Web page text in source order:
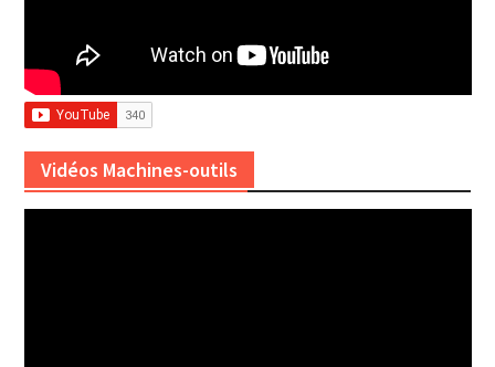
Vidéos Machines-outils